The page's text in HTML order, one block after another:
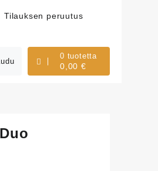
Tilauksen peruutus
0 tuotetta
0,00 €